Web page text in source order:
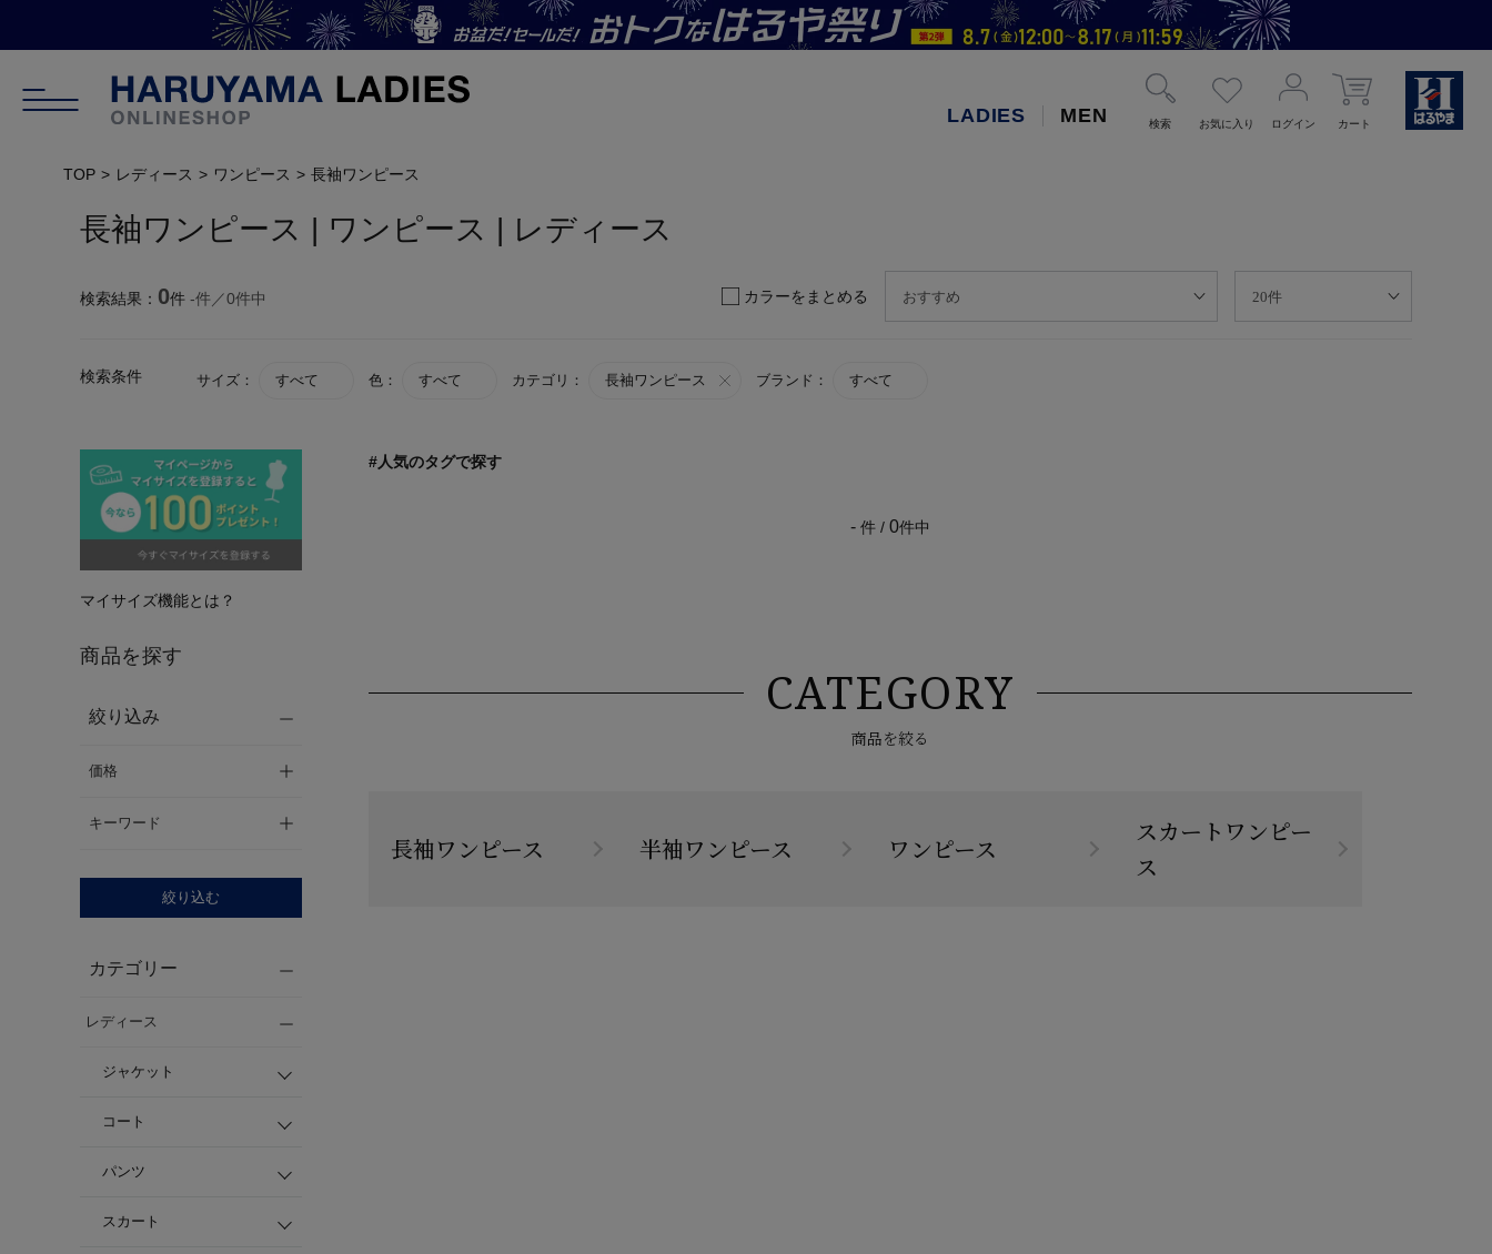
LADIES MEN 検索 お気に入り ログイン カート
TOP レディース ワンピース 長袖ワンピース
長袖ワンピース | ワンピース | レディース
検索結果： 0件 -件／0件中 カラーをまとめる
検索条件 サイズ： すべて 色： すべて カテゴリ： 長袖ワンピース ブランド： すべて
マイサイズ機能とは？
商品を探す
絞り込み
価格
キーワード
絞り込む
カテゴリー
レディース
ジャケット
コート
パンツ
スカート
#人気のタグで探す
- 件 / 0件中
CATEGORY
商品を絞る
長袖ワンピース 半袖ワンピース ワンピース
スカートワンピー
ス